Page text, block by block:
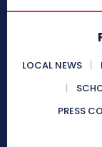
LOCAL NEWS
PRESS